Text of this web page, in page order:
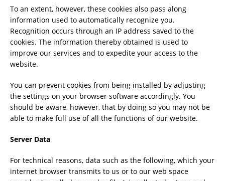
To an extent, however, these cookies also pass along
information used to automatically recognize you.
Recognition occurs through an IP address saved to the
cookies. The information thereby obtained is used to
improve our services and to expedite your access to the
website.
You can prevent cookies from being installed by adjusting
the settings on your browser software accordingly. You
should be aware, however, that by doing so you may not be
able to make full use of all the functions of our website.
Server Data
For technical reasons, data such as the following, which your
internet browser transmits to us or to our web space